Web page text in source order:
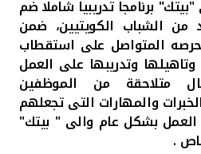
برنامجا تدريبيا شاملا ضم
من الشباب الكويتيين، ضمن
المتواصل على استقطاب
وتاهيلها وتدريبها على العمل
متلاحقة من الموظفين
والمهارات التى تجعلهم
بشكل عام والى " بيتك"
.